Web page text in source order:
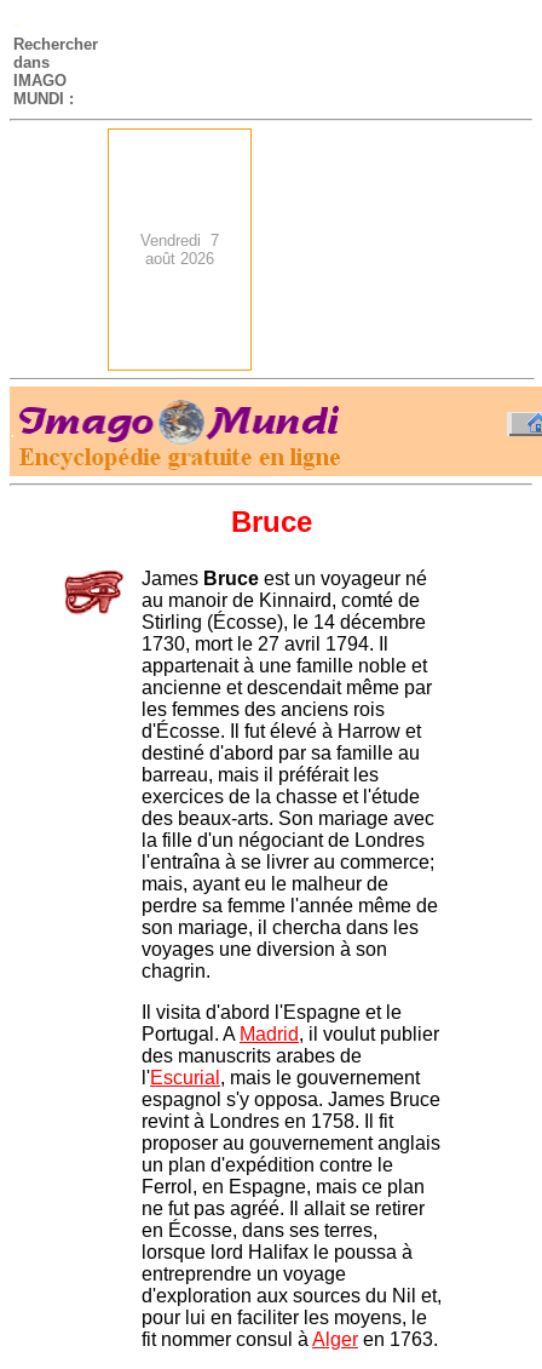
-
Rechercher
dans
IMAGO
MUNDI :
Vendredi 7
août 2026
.
Bruce
James Bruce est un voyageur né
au manoir de Kinnaird, comté de
Stirling (Écosse), le 14 décembre
1730, mort le 27 avril 1794. Il
appartenait à une famille noble et
ancienne et descendait même par
les femmes des anciens rois
d'Écosse. Il fut élevé à Harrow et
destiné d'abord par sa famille au
barreau, mais il préférait les
exercices de la chasse et l'étude
des beaux-arts. Son mariage avec
la fille d'un négociant de Londres
l'entraîna à se livrer au commerce;
mais, ayant eu le malheur de
perdre sa femme l'année même de
son mariage, il chercha dans les
voyages une diversion à son
chagrin.
Il visita d'abord l'Espagne et le
Portugal. A Madrid, il voulut publier
des manuscrits arabes de
l'Escurial , mais le gouvernement
espagnol s'y opposa. James Bruce
revint à Londres en 1758. Il fit
proposer au gouvernement anglais
un plan d'expédition contre le
Ferrol, en Espagne, mais ce plan
ne fut pas agréé. Il allait se retirer
en Écosse, dans ses terres,
lorsque lord Halifax le poussa à
entreprendre un voyage
d'exploration aux sources du Nil et,
pour lui en faciliter les moyens, le
fit nommer consul à Alger en 1763.